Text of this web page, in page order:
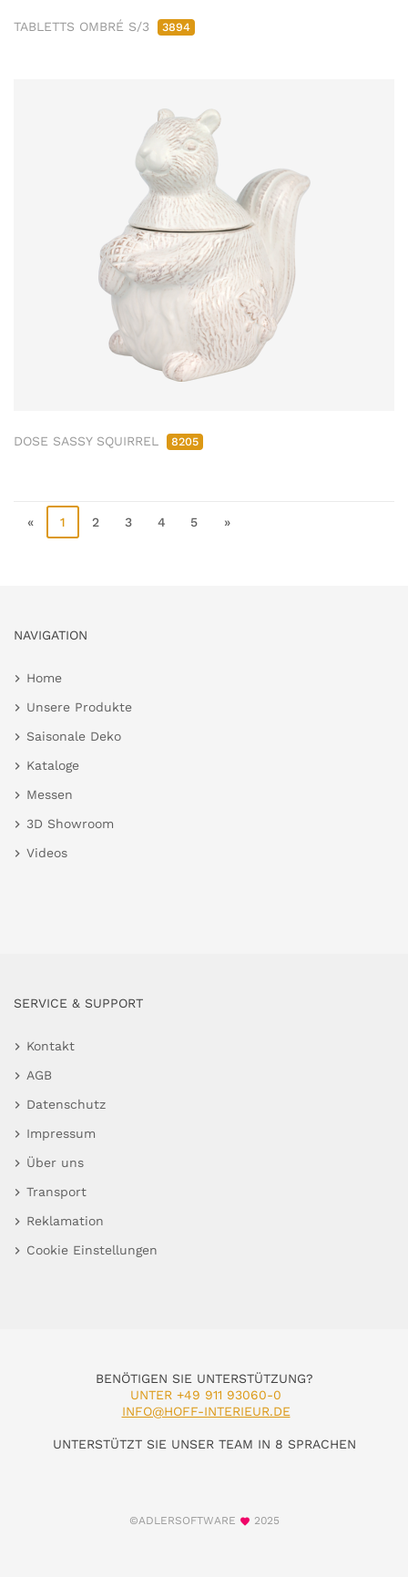
TABLETTS OMBRÉ S/3 3894
DOSE SASSY SQUIRREL 8205
« 1 2 3 4 5 »
NAVIGATION
Home
Unsere Produkte
Saisonale Deko
Kataloge
Messen
3D Showroom
Videos
SERVICE & SUPPORT
Kontakt
AGB
Datenschutz
Impressum
Über uns
Transport
Reklamation
Cookie Einstellungen
BENÖTIGEN SIE UNTERSTÜTZUNG?
UNTER +49 911 93060-0
INFO@HOFF-INTERIEUR.DE
UNTERSTÜTZT SIE UNSER TEAM IN 8 SPRACHEN
©ADLERSOFTWARE 2025